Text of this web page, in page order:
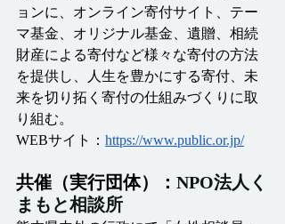
ョンに、オンライン寄付サイト、テー
マ基金、オリジナル基金、遺贈、相続
財産による寄付など様々な寄付の方法
を提供し、人生を豊かにする寄付、未
来を切り拓く寄付の仕組みづくりに取
り組む。
WEBサイト： https://www.public.or.jp/
共催（実行団体）： NPO法人く
まもと相談所